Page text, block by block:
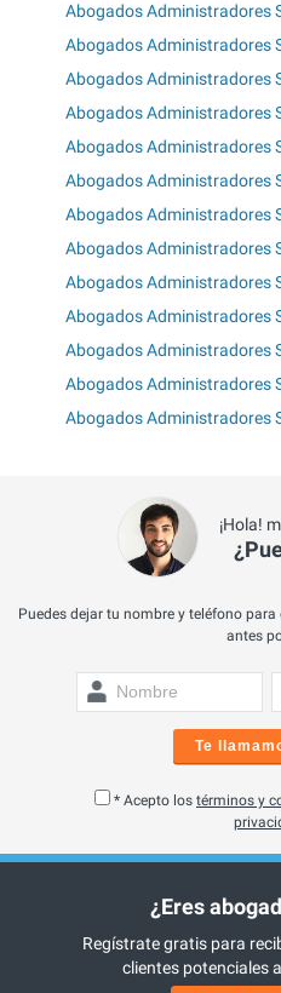
Abogados Administradores
Abogados Administradores
Abogados Administradores
Abogados Administradores
Abogados Administradores
Abogados Administradores
Abogados Administradores
Abogados Administradores
Abogados Administradores
Abogados Administradores
Abogados Administradores
Abogados Administradores
Abogados Administradores
¡Hola!
Puedes dejar tu nombre y teléfono
antes
Te
* Acepto los términos y
¿Eres
Regístrate gratis para
clientes potenciales